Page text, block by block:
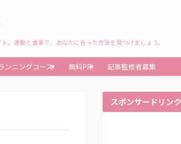
。運動と食事で、あなたに合った方法を見つけましょう。
ンニングコース 無料PR 記事監修者募集
スポンサードリンク